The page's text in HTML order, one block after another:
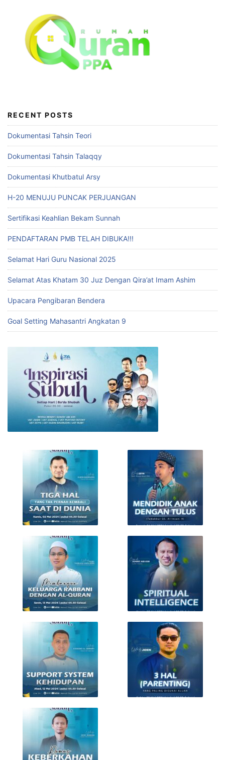
RECENT POSTS
Dokumentasi Tahsin Teori
Dokumentasi Tahsin Talaqqy
Dokumentasi Khutbatul Arsy
H-20 MENUJU PUNCAK PERJUANGAN
Sertifikasi Keahlian Bekam Sunnah
PENDAFTARAN PMB TELAH DIBUKA!!!
Selamat Hari Guru Nasional 2025
Selamat Atas Khatam 30 Juz Dengan Qira’at Imam Ashim
Upacara Pengibaran Bendera
Goal Setting Mahasantri Angkatan 9